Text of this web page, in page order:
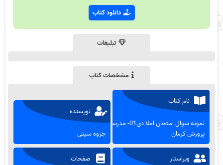
دانلود کتاب
تبلیغات
مشخصات کتاب
نام کتاب
نمونه سوال امتحان املا دی01- مدرسه
پرورش کرمان
نویسنده
جزوه سیتی
ویراستار صفحات